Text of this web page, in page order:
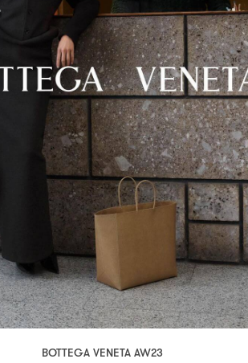
BOTTEGA VENETA AW23